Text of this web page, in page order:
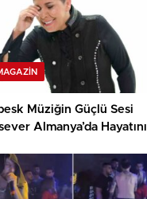
Müziğin Güçlü Sesi
Almanya’da Hayatını